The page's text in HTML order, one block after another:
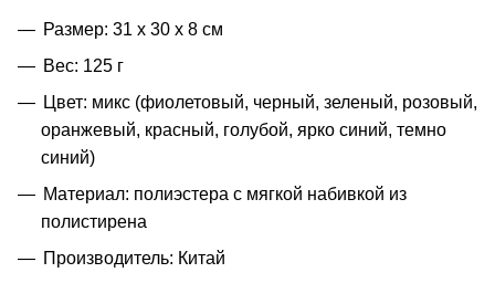
Размер: 31 х 30 х 8 см
Вес: 125 г
Цвет: микс (фиолетовый, черный, зеленый, розовый,
оранжевый, красный, голубой, ярко синий, темно
синий)
Материал: полиэстера с мягкой набивкой из
полистирена
Производитель: Китай